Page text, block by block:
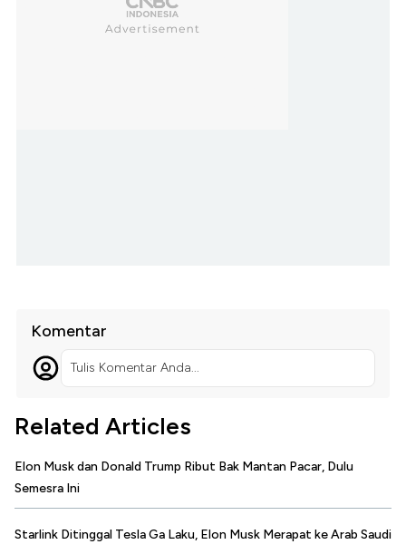
Komentar
Tulis Komentar Anda...
Related Articles
Elon Musk dan Donald Trump Ribut Bak Mantan Pacar, Dulu
Semesra Ini
Starlink Ditinggal Tesla Ga Laku, Elon Musk Merapat ke Arab Saudi